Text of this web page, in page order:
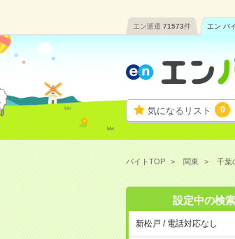
エン派遣 71573件 エン バ
気になるリスト 0
バイトTOP 関東 千葉
設定中の検
新松戸 / 電話対応なし